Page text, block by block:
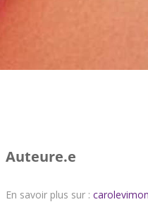
Auteure.e
En savoir plus sur :